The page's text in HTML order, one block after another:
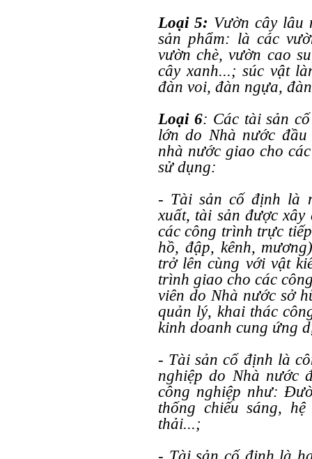
Loại 5: Vườn cây lâu
sản phẩm: là các
vườn chè, vườn cao
cây xanh...; súc vật
đàn voi, đàn ngựa,
Loại 6: Các tài sản
lớn do Nhà nước
nhà nước giao cho
sử dụng:
- Tài sản cố định là
xuất, tài sản được
các công trình trực
hồ, đập, kênh,
trở lên cùng với vật
trình giao cho các
viên do Nhà nước sở
quản lý, khai thác
kinh doanh cung ứng
- Tài sản cố định là
nghiệp do Nhà nước
công nghiệp như:
thống chiếu sáng,
thải...;